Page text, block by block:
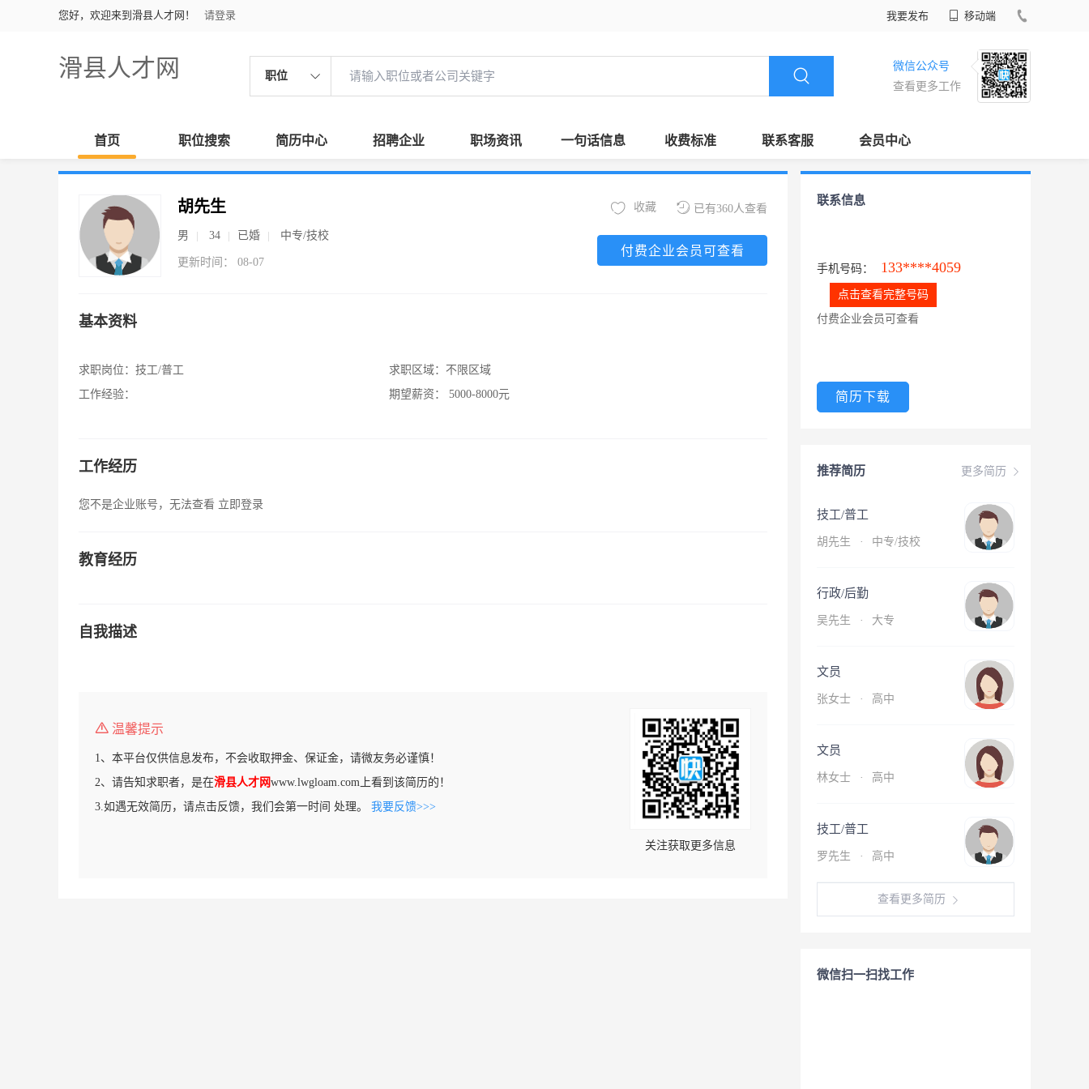
您好，欢迎来到滑县人才网！ 请登录 我要发布 移动端
滑县人才网 职位
微信公众号
查看更多工作
首页 职位搜索 简历中心 招聘企业 职场资讯 一句话信息 收费标准 联系客服 会员中心
胡先生
男 34 已婚 中专/技校
更新时间： 08-07
已有360人查看
收藏
付费企业会员可查看
基本资料
求职岗位： 技工/普工
工作经验：
求职区域： 不限区域
期望薪资：
5000-8000元
工作经历
您不是企业账号，无法查看 立即登录
教育经历
自我描述
温馨提示
1、本平台仅供信息发布，不会收取押金、保证金，请微友务必谨慎！
2、请告知求职者，是在滑县人才网www.lwgloam.com上看到该简历的！
3.如遇无效简历，请点击反馈，我们会第一时间 处理。 我要反馈>>>
关注获取更多信息
联系信息
手机号码： 133****4059
点击查看完整号码
付费企业会员可查看
简历下载
更多简历
推荐简历
技工/普工
胡先生 · 中专/技校
行政/后勤
吴先生 · 大专
文员
张女士 · 高中
文员
林女士 · 高中
技工/普工
罗先生 · 高中
查看更多简历
微信扫一扫找工作